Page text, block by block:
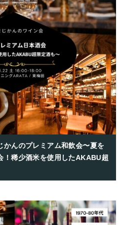
かんのプレミアム和飲会〜夏を
！稀少酒米を使用したAKABU超